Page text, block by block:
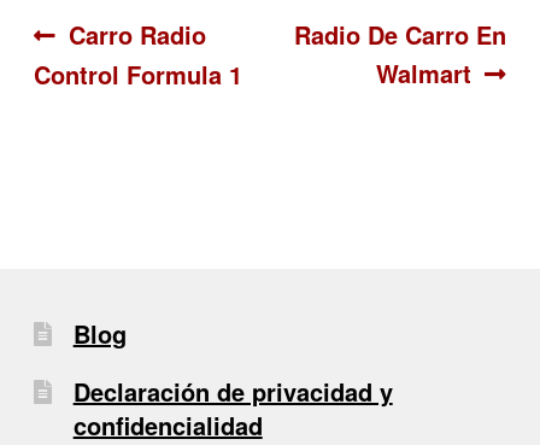
Navegación
de
Anterior:
Carro Radio
Control Formula 1
Siguiente:
Radio De Carro En
Walmart
Blog
Declaración de privacidad y
confidencialidad